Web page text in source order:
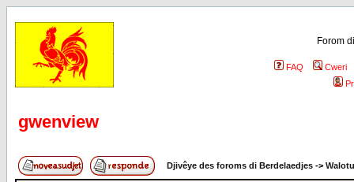
Forom
FAQ
Cweri
gwenview
Djivêye des foroms di Berdelaedjes ->